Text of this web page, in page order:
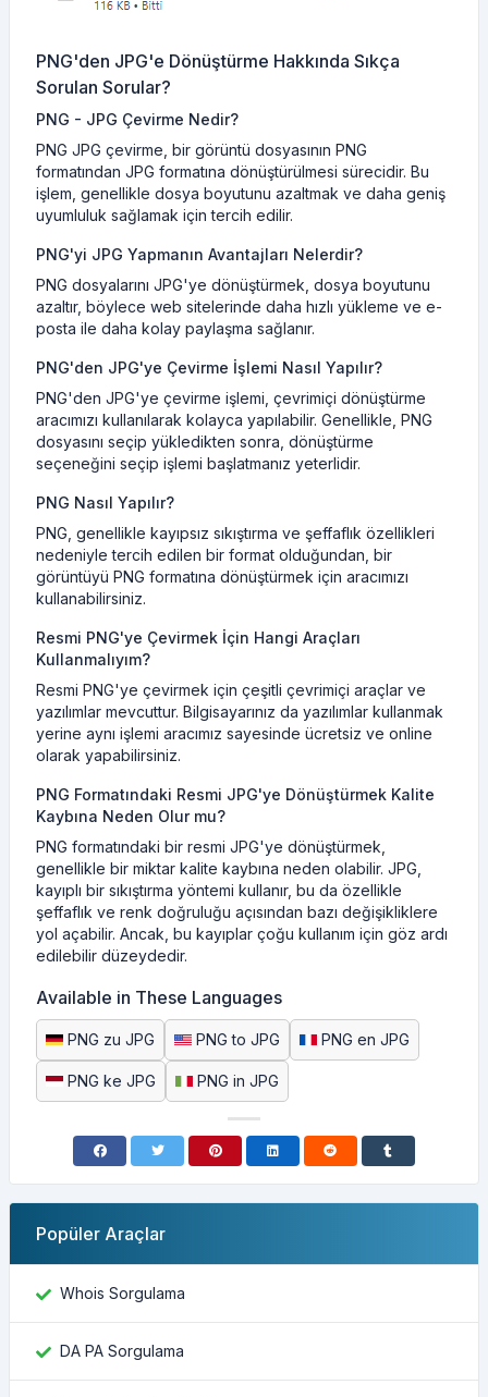
PNG'den JPG'e Dönüştürme Hakkında Sıkça
Sorulan Sorular?
PNG - JPG Çevirme Nedir?
PNG JPG çevirme, bir görüntü dosyasının PNG
formatından JPG formatına dönüştürülmesi sürecidir. Bu
işlem, genellikle dosya boyutunu azaltmak ve daha geniş
uyumluluk sağlamak için tercih edilir.
PNG'yi JPG Yapmanın Avantajları Nelerdir?
PNG dosyalarını JPG'ye dönüştürmek, dosya boyutunu
azaltır, böylece web sitelerinde daha hızlı yükleme ve e-
posta ile daha kolay paylaşma sağlanır.
PNG'den JPG'ye Çevirme İşlemi Nasıl Yapılır?
PNG'den JPG'ye çevirme işlemi, çevrimiçi dönüştürme
aracımızı kullanılarak kolayca yapılabilir. Genellikle, PNG
dosyasını seçip yükledikten sonra, dönüştürme
seçeneğini seçip işlemi başlatmanız yeterlidir.
PNG Nasıl Yapılır?
PNG, genellikle kayıpsız sıkıştırma ve şeffaflık özellikleri
nedeniyle tercih edilen bir format olduğundan, bir
görüntüyü PNG formatına dönüştürmek için aracımızı
kullanabilirsiniz.
Resmi PNG'ye Çevirmek İçin Hangi Araçları
Kullanmalıyım?
Resmi PNG'ye çevirmek için çeşitli çevrimiçi araçlar ve
yazılımlar mevcuttur. Bilgisayarınız da yazılımlar kullanmak
yerine aynı işlemi aracımız sayesinde ücretsiz ve online
olarak yapabilirsiniz.
PNG Formatındaki Resmi JPG'ye Dönüştürmek Kalite
Kaybına Neden Olur mu?
PNG formatındaki bir resmi JPG'ye dönüştürmek,
genellikle bir miktar kalite kaybına neden olabilir. JPG,
kayıplı bir sıkıştırma yöntemi kullanır, bu da özellikle
şeffaflık ve renk doğruluğu açısından bazı değişikliklere
yol açabilir. Ancak, bu kayıplar çoğu kullanım için göz ardı
edilebilir düzeydedir.
Available in These Languages
PNG zu JPG PNG to JPG PNG en JPG
PNG ke JPG PNG in JPG
Popüler Araçlar
Whois Sorgulama
DA PA Sorgulama